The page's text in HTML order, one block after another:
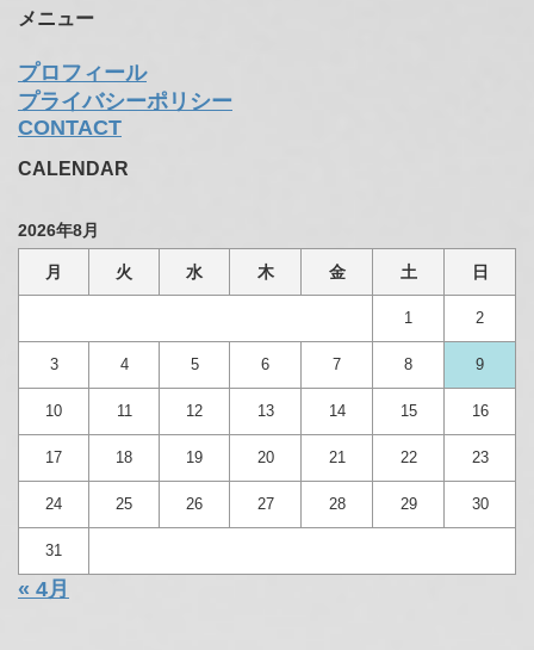
メニュー
プロフィール
プライバシーポリシー
CONTACT
CALENDAR
2026年8月
月 火 水 木 金 土 日
1 2
3 4 5 6 7 8 9
10 11 12 13 14 15 16
17 18 19 20 21 22 23
24 25 26 27 28 29 30
31
« 4月